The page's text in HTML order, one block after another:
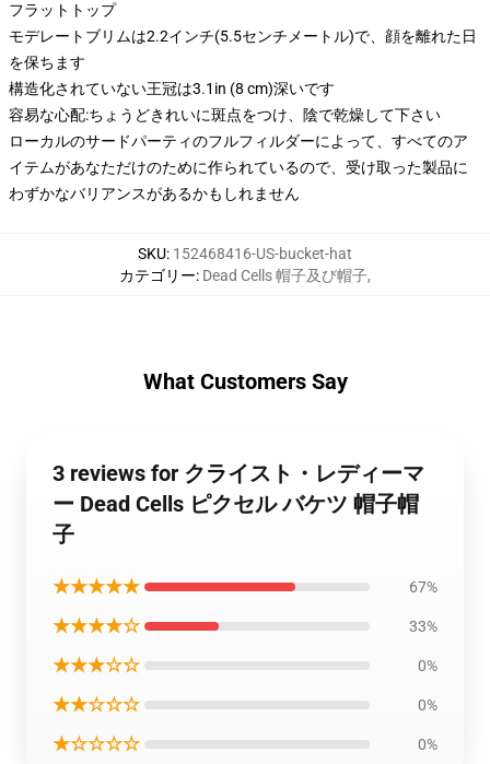
フラットトップ
モデレートブリムは2.2インチ(5.5センチメートル)で、顔を離れた日
を保ちます
構造化されていない王冠は3.1in (8 cm)深いです
容易な心配:ちょうどきれいに斑点をつけ、陰で乾燥して下さい
ローカルのサードパーティのフルフィルダーによって、すべてのア
イテムがあなただけのために作られているので、受け取った製品に
わずかなバリアンスがあるかもしれません
SKU: 152468416-US-bucket-hat
カテゴリー: Dead Cells 帽子及び帽子,
What Customers Say
3 reviews for クライスト・レディーマ
ー Dead Cells ピクセル バケツ 帽子帽
子
★★★★★ 67%
★★★★☆ 33%
★★★☆☆ 0%
★★☆☆☆ 0%
★☆☆☆☆ 0%